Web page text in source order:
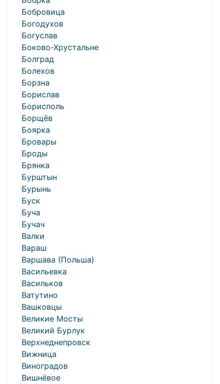
Бобровица
Богодухов
Богуслав
Боково-Хрустальне
Болград
Болехов
Борзна
Борислав
Борисполь
Борщёв
Боярка
Бровары
Броды
Брянка
Бурштын
Бурынь
Буск
Буча
Бучач
Валки
Вараш
Варшава (Польша)
Васильевка
Васильков
Ватутино
Вашковцы
Великие Мосты
Великий Бурлук
Верхнеднепровск
Вижница
Виноградов
Вишнёвое